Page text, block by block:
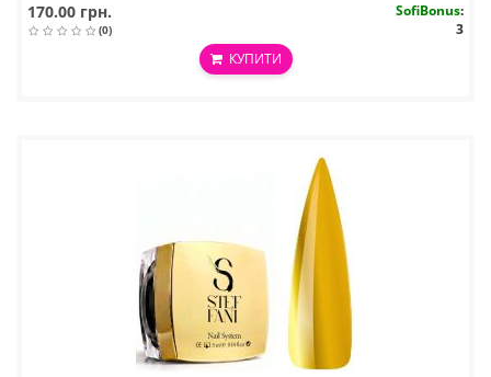
170.00 грн.
(0)
SofiBonus:
3
КУПИТИ